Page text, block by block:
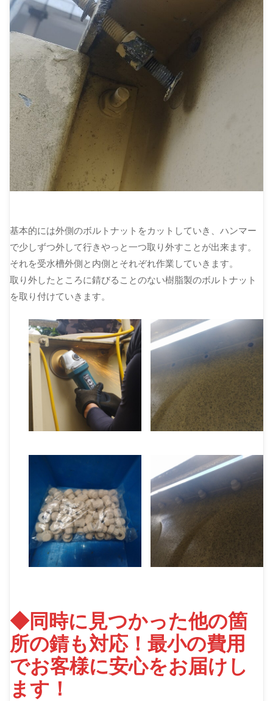
基本的には外側のボルトナットをカットしていき、ハンマー
で少しずつ外して行きやっと一つ取り外すことが出来ます。
それを受水槽外側と内側とそれぞれ作業していきます。
取り外したところに錆びることのない樹脂製のボルトナット
を取り付けていきます。
◆同時に見つかった他の箇
所の錆も対応！最小の費用
でお客様に安心をお届けし
ます！